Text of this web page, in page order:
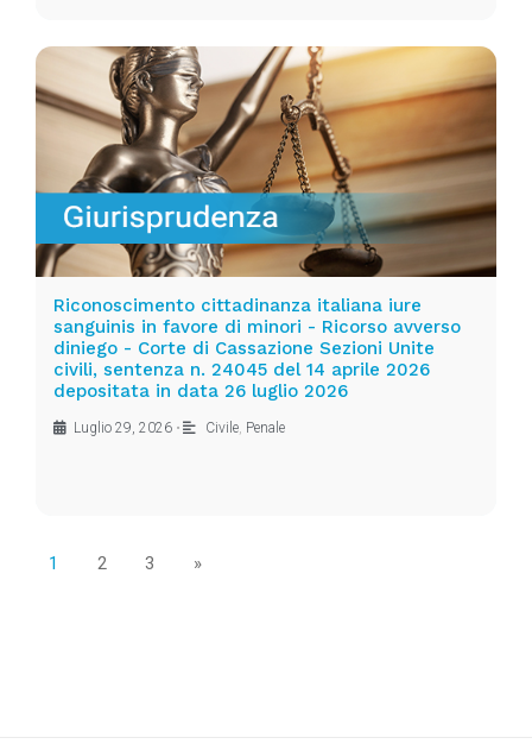
Riconoscimento cittadinanza italiana iure
sanguinis in favore di minori - Ricorso avverso
diniego - Corte di Cassazione Sezioni Unite
civili, sentenza n. 24045 del 14 aprile 2026
depositata in data 26 luglio 2026
Luglio 29, 2026 • Civile, Penale
1 2 3 »